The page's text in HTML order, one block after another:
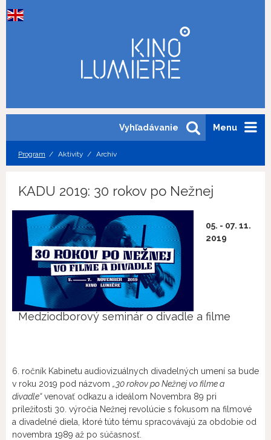
Menu
Vyhľadávanie
Program Aktivity Archív
KADU 2019: 30 rokov po Nežnej
05. - 07. 11.
2019
Medziodborový seminár o divadle a filme
6. ročník Kabinetu audiovizuálnych divadelných umení sa bude
v roku 2019 pod názvom „30 rokov po Nežnej vo filmea
divadle“venovať odkazu a ideálom Novembra 89 pri
príležitosti 30. výročia Nežnej revolúcie s fokusom na filmové
a divadelné diela, ktoré túto tému spracovávajú za obdobie od
novembra 1989 až po súčasnosť.